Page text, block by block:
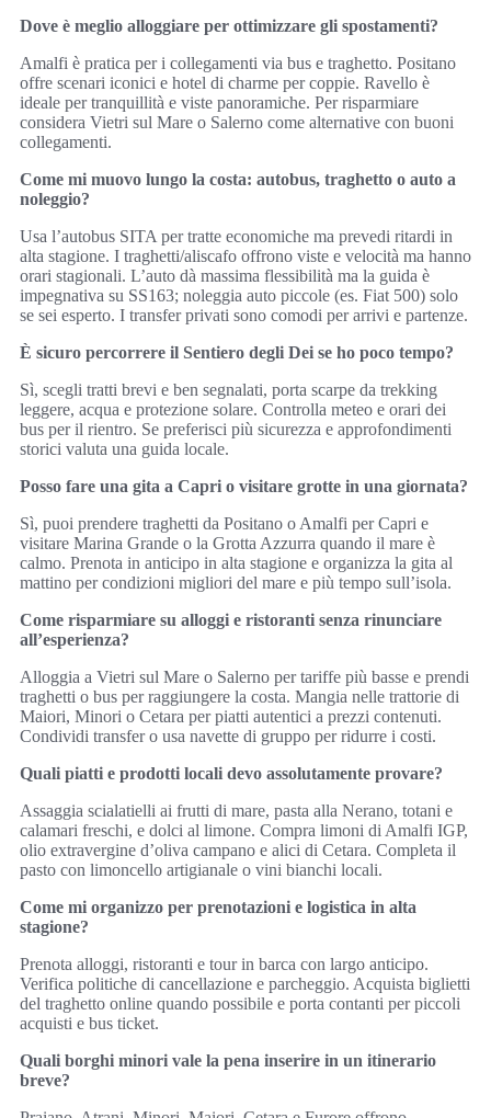
Dove è meglio alloggiare per ottimizzare gli spostamenti?
Amalfi è pratica per i collegamenti via bus e traghetto. Positano
offre scenari iconici e hotel di charme per coppie. Ravello è
ideale per tranquillità e viste panoramiche. Per risparmiare
considera Vietri sul Mare o Salerno come alternative con buoni
collegamenti.
Come mi muovo lungo la costa: autobus, traghetto o auto a
noleggio?
Usa l’autobus SITA per tratte economiche ma prevedi ritardi in
alta stagione. I traghetti/aliscafo offrono viste e velocità ma hanno
orari stagionali. L’auto dà massima flessibilità ma la guida è
impegnativa su SS163; noleggia auto piccole (es. Fiat 500) solo
se sei esperto. I transfer privati sono comodi per arrivi e partenze.
È sicuro percorrere il Sentiero degli Dei se ho poco tempo?
Sì, scegli tratti brevi e ben segnalati, porta scarpe da trekking
leggere, acqua e protezione solare. Controlla meteo e orari dei
bus per il rientro. Se preferisci più sicurezza e approfondimenti
storici valuta una guida locale.
Posso fare una gita a Capri o visitare grotte in una giornata?
Sì, puoi prendere traghetti da Positano o Amalfi per Capri e
visitare Marina Grande o la Grotta Azzurra quando il mare è
calmo. Prenota in anticipo in alta stagione e organizza la gita al
mattino per condizioni migliori del mare e più tempo sull’isola.
Come risparmiare su alloggi e ristoranti senza rinunciare
all’esperienza?
Alloggia a Vietri sul Mare o Salerno per tariffe più basse e prendi
traghetti o bus per raggiungere la costa. Mangia nelle trattorie di
Maiori, Minori o Cetara per piatti autentici a prezzi contenuti.
Condividi transfer o usa navette di gruppo per ridurre i costi.
Quali piatti e prodotti locali devo assolutamente provare?
Assaggia scialatielli ai frutti di mare, pasta alla Nerano, totani e
calamari freschi, e dolci al limone. Compra limoni di Amalfi IGP,
olio extravergine d’oliva campano e alici di Cetara. Completa il
pasto con limoncello artigianale o vini bianchi locali.
Come mi organizzo per prenotazioni e logistica in alta
stagione?
Prenota alloggi, ristoranti e tour in barca con largo anticipo.
Verifica politiche di cancellazione e parcheggio. Acquista biglietti
del traghetto online quando possibile e porta contanti per piccoli
acquisti e bus ticket.
Quali borghi minori vale la pena inserire in un itinerario
breve?